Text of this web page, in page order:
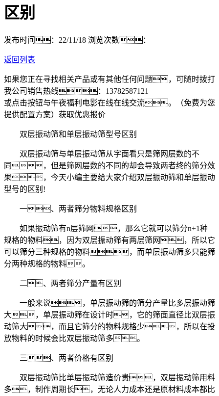
区别
发布时间：22/11/18 浏览次数：
返回列表
如果您正在寻找相关产品或有其他任何问题，可随时拨打
我公司销售热线： 13782587121
或点击按钮与午夜福利电影在线在线交流。（免费为您
提供配置方案） 获取优惠报价
双层振动筛和单层振动筛型号区别
双层振动筛与单层振动筛从字面看只是筛网层数的不
同，但是筛网层数的不同的却会导致两者终的筛分效
果，今天小编主要给大家介绍双层振动筛和单层振动
型号的区别!
一、两者筛分物料规格区别
如果振动筛有n层筛网，那么它就可以筛分n+1种
规格的物料，因为双层振动筛有两层筛网，所以它
可以筛分三种规格的物料，而单层振动筛多只能筛
分两种规格的物料。
二、两者筛分产量有区别
一般来说，单层振动筛的筛分产量比多层振动筛
大，单层振动筛在设计时，它的筛面直径比双层振
动筛大，而且它筛分的物料规格少，所以在投
放物料的时候会比双层振动筛多。
三、两者价格有区别
双层振动筛比单层振动筛造价贵，双层振动筛用料
多，制作周期长，无论人力成本还是原材料成本都比